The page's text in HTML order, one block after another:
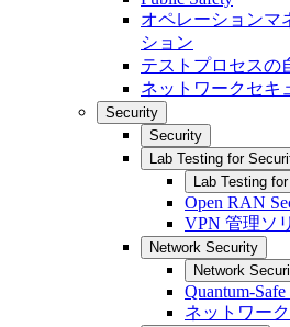
オペレーションマ
ション
テストプロセスの
ネットワークセキ
Security
Security
Lab Testing for
Lab Testing
Open RAN
VPN 管理ソ
Network Security
Network
Quantum-
ネットワー